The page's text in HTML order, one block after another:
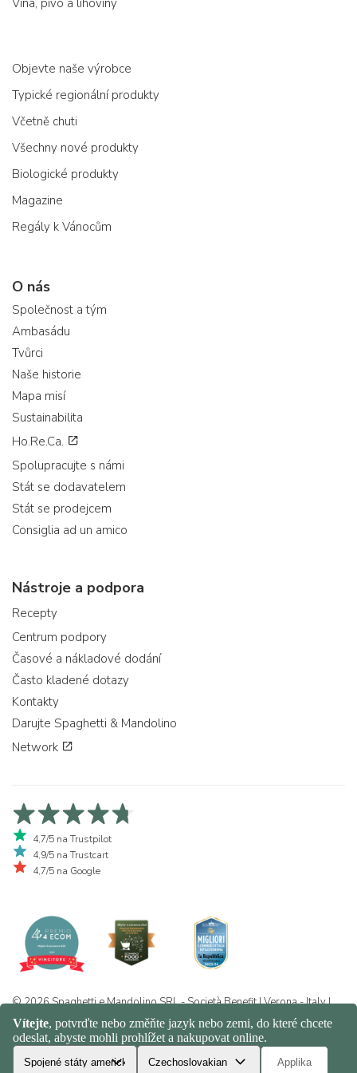
Objevte naše výrobce
Typické regionální produkty
Včetně chuti
Všechny nové produkty
Biologické produkty
Magazine
Regály k Vánocům
O nás
Společnost a tým
Ambasádu
Tvůrci
Naše historie
Mapa misí
Sustainabilita
Ho.Re.Ca.
Spolupracujte s námi
Stát se dodavatelem
Stát se prodejcem
Consiglia ad un amico
Nástroje a podpora
Recepty
Centrum podpory
Časové a nákladové dodání
Často kladené dotazy
Kontakty
Darujte Spaghetti & Mandolino
Network
4,7/5 na Trustpilot
4,9/5 na Trustcart
4,7/5 na Google
© 2026 Spaghetti e Mandolino SRL - Società Benefit | Verona - Italy |
+39 351 865 9444 | P.I. IT04913730232 | Certificazione BIO: IT-BIO-
016.380-0110744.2026.001 | REA VR-455804 |Ochrana osobních
údajů a politika cookies|Sitemap